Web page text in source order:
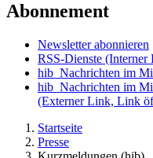
Abonnement
Newsletter abonnieren
RSS-Dienste (Interner
hib_Nachrichten im
hib_Nachrichten im
(Externer Link, Link
Startseite
Presse